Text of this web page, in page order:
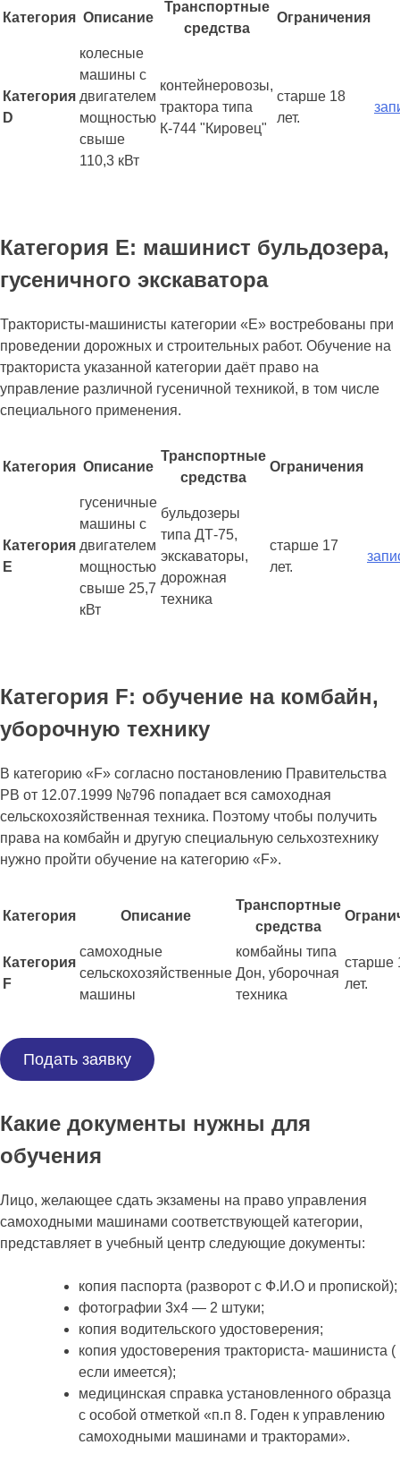
Категория Описание
Транспортные
средства
Ограничения
Категория
D
колесные
машины с
двигателем
мощностью
свыше
110,3 кВт
контейнеровозы,
трактора типа
К-744 "Кировец"
старше 18
лет.
Категория Е: машинист бульдозера,
гусеничного экскаватора
Трактористы-машинисты категории «Е» востребованы при
проведении дорожных и строительных работ. Обучение на
тракториста указанной категории даёт право на
управление различной гусеничной техникой, в том числе
специального применения.
Категория Описание
Транспортные
средства
Ограничения
Категория
Е
гусеничные
машины с
двигателем
мощностью
свыше 25,7
кВт
бульдозеры
типа ДТ-75,
экскаваторы,
дорожная
техника
старше 17
лет.
Категория F: обучение на комбайн,
уборочную технику
В категорию «F» согласно постановлению Правительства
РВ от 12.07.1999 №796 попадает вся самоходная
сельскохозяйственная техника. Поэтому чтобы получить
права на комбайн и другую специальную сельхозтехнику
нужно пройти обучение на категорию «F».
Категория Описание
Транспортные
средства
Категория
F
самоходные
сельскохозяйственные
машины
комбайны типа
Дон, уборочная
техника
старше
лет.
Подать заявку
Какие документы нужны для
обучения
Лицо, желающее сдать экзамены на право управления
самоходными машинами соответствующей категории,
представляет в учебный центр следующие документы:
копия паспорта (разворот с Ф.И.О и пропиской);
фотографии 3х4 — 2 штуки;
копия водительского удостоверения;
копия удостоверения тракториста- машиниста (
если имеется);
медицинская справка установленного образца
с особой отметкой «п.п 8. Годен к управлению
самоходными машинами и тракторами».